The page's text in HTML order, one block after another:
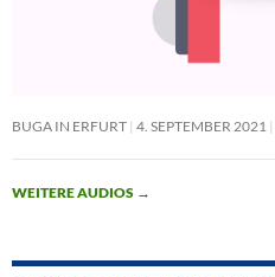
BUGA IN ERFURT 4. SEPTEMBER 2021
WEITERE AUDIOS →